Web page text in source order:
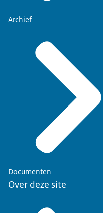
Archief
Documenten
Over deze site